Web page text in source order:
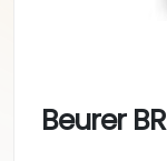
Beurer